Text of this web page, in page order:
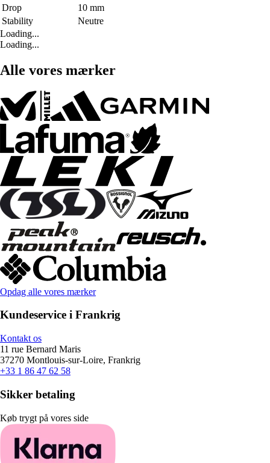
Drop
10 mm
Stability
Neutre
Loading...
Loading...
Alle vores mærker
Opdag alle vores mærker
Kundeservice i Frankrig
Kontakt os
11 rue Bernard Maris
37270 Montlouis-sur-Loire, Frankrig
+33 1 86 47 62 58
Sikker betaling
Køb trygt på vores side